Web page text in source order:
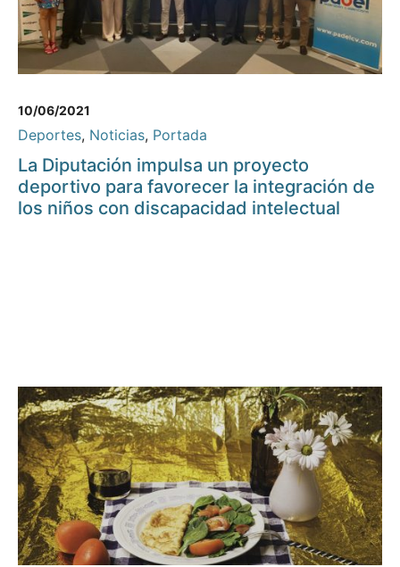
10/06/2021
Deportes, Noticias, Portada
La Diputación impulsa un proyecto
deportivo para favorecer la integración de
los niños con discapacidad intelectual